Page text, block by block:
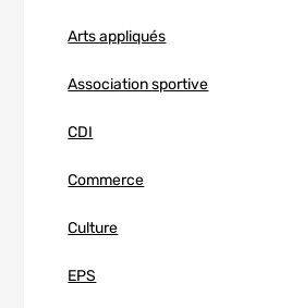
Arts appliqués
Association sportive
CDI
Commerce
Culture
EPS